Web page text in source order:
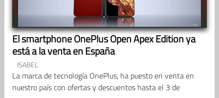
El smartphone OnePlus Open Apex Edition ya
está a la venta en España
ISABEL
La marca de tecnología OnePlus, ha puesto en venta en
nuestro país con ofertas y descuentos hasta el 3 de